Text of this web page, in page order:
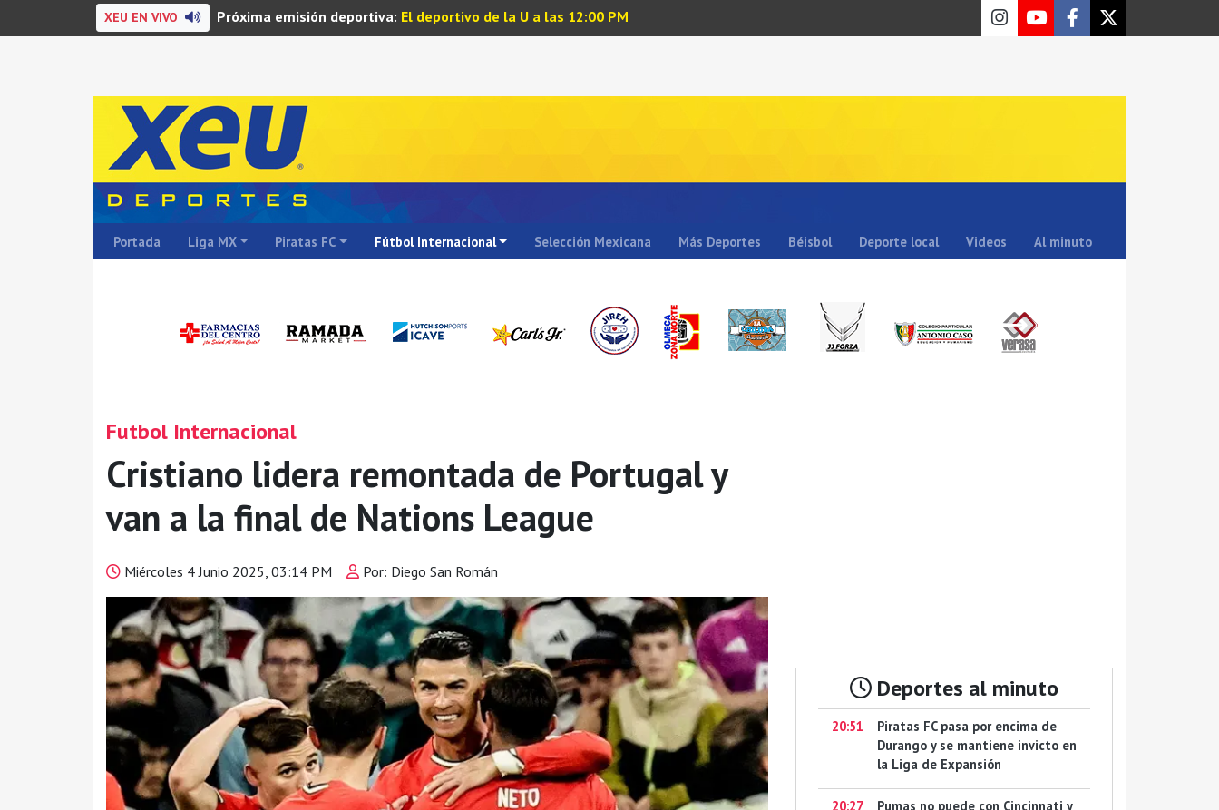
XEU EN VIVO Próxima emisión deportiva: El deportivo de la U a las 12:00 PM
Portada Liga MX Piratas FC Fútbol Internacional Selección Mexicana Más Deportes Béisbol Deporte local Videos Al minuto
Futbol Internacional
Cristiano lidera remontada de Portugal y
van a la final de Nations League
Miércoles 4 Junio 2025, 03:14 PM Por: Diego San Román
Deportes al minuto
20:51
Piratas FC pasa por encima de
Durango y se mantiene invicto en
la Liga de Expansión
20:27
Pumas no puede con Cincinnati y